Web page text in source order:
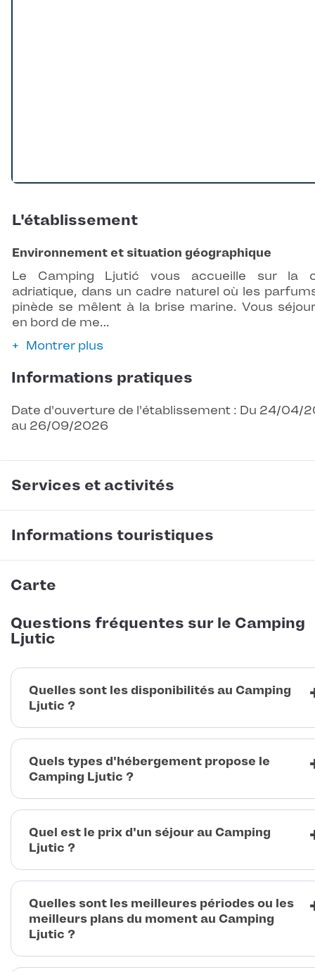
L'établissement
Environnement et situation géographique
Le Camping Ljutić vous accueille sur la
adriatique, dans un cadre naturel où les
pinède se mêlent à la brise marine. Vous
en bord de me…
Montrer plus
Informations pratiques
Date d'ouverture de l'établissement : Du 24/04/
au 26/09/2026
Services et activités
Informations touristiques
Carte
Questions fréquentes sur le Camping
Ljutic
Quelles sont les disponibilités au Camping
Ljutic ?
Quels types d'hébergement propose le
Camping Ljutic ?
Quel est le prix d'un séjour au Camping
Ljutic ?
Quelles sont les meilleures périodes ou les
meilleurs plans du moment au Camping
Ljutic ?